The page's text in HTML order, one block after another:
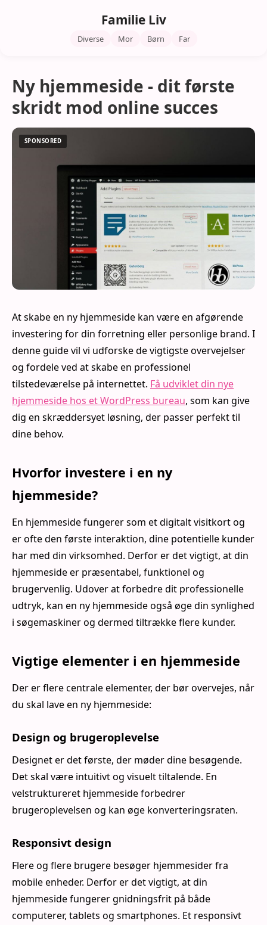
Familie Liv
Diverse Mor Børn Far
Ny hjemmeside - dit første
skridt mod online succes
At skabe en ny hjemmeside kan være en afgørende
investering for din forretning eller personlige brand. I
denne guide vil vi udforske de vigtigste overvejelser
og fordele ved at skabe en professionel
tilstedeværelse på internettet. Få udviklet din nye
hjemmeside hos et WordPress bureau, som kan give
dig en skræddersyet løsning, der passer perfekt til
dine behov.
Hvorfor investere i en ny
hjemmeside?
En hjemmeside fungerer som et digitalt visitkort og
er ofte den første interaktion, dine potentielle kunder
har med din virksomhed. Derfor er det vigtigt, at din
hjemmeside er præsentabel, funktionel og
brugervenlig. Udover at forbedre dit professionelle
udtryk, kan en ny hjemmeside også øge din synlighed
i søgemaskiner og dermed tiltrække flere kunder.
Vigtige elementer i en hjemmeside
Der er flere centrale elementer, der bør overvejes, når
du skal lave en ny hjemmeside:
Design og brugeroplevelse
Designet er det første, der møder dine besøgende.
Det skal være intuitivt og visuelt tiltalende. En
velstruktureret hjemmeside forbedrer
brugeroplevelsen og kan øge konverteringsraten.
Responsivt design
Flere og flere brugere besøger hjemmesider fra
mobile enheder. Derfor er det vigtigt, at din
hjemmeside fungerer gnidningsfrit på både
computerer, tablets og smartphones. Et responsivt